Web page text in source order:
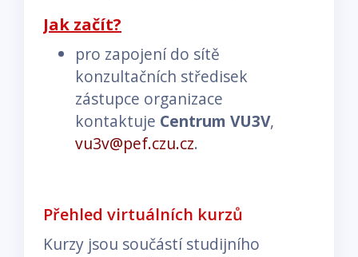
Jak začít?
pro zapojení do sítě
konzultačních středisek
zástupce organizace
kontaktuje Centrum VU3V,
vu3v@pef.czu.cz.
Přehled virtuálních kurzů
Kurzy jsou součástí studijního